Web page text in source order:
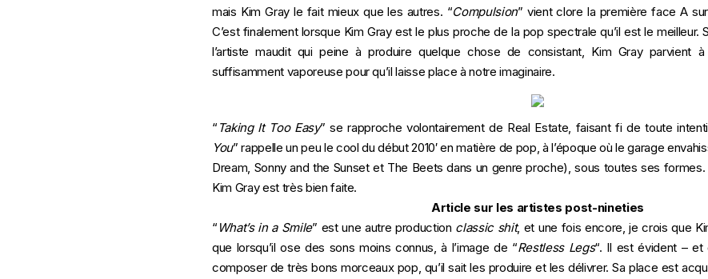
mais Kim Gray le fait mieux que les autres. “Compulsion” vient clore la première face A
C’est finalement lorsque Kim Gray est le plus proche de la pop spectrale qu’il est le meilleur.
l’artiste maudit qui peine à produire quelque chose de consistant, Kim Gray parvient
suffisamment vaporeuse pour qu’il laisse place à notre imaginaire.
“ Taking It Too Easy” se rapproche volontairement de Real Estate, faisant fi de toute
You” rappelle un peu le cool du début 2010′ en matière de pop, à l’époque où le garage
Dream, Sonny and the Sunset et The Beets dans un genre proche), sous toutes ses
Kim Gray est très bien faite.
Article sur les artistes post-nineties
“ What’s in a Smile” est une autre production classic shit, et une fois encore, je crois que
que lorsqu’il ose des sons moins connus, à l’image de “Restless Legs“. Il est évident – et
composer de très bons morceaux pop, qu’il sait les produire et les délivrer. Sa place est